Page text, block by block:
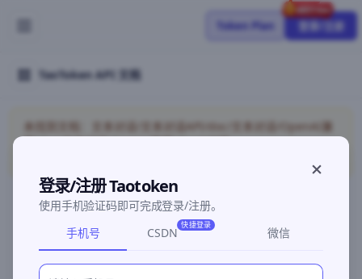
Token Plan 登录/注册
TaoToken API 文档
未找到文档：文本对话/文本对话API/doc/文本对话/OpenAI兼
©2026 深圳灵明智码科技有限公司粤ICP备2026096960号-3
登录/注册 Taotoken
使用手机验证码即可完成登录/注册。
手机号
CSDN
快捷登录
微信